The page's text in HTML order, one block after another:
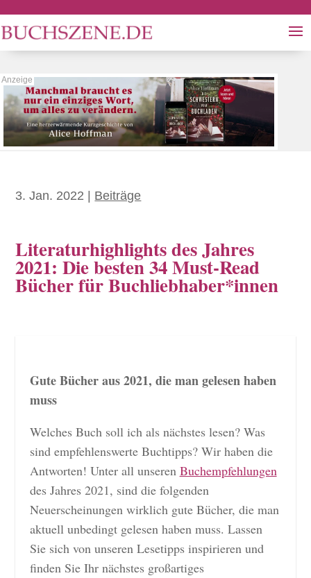
3. Jan. 2022 Beiträge
Literaturhighlights des Jahres
2021: Die besten 34 Must-Read
Bücher für Buchliebhaber*innen
Gute Bücher aus 2021, die man gelesen haben
muss
Welches Buch soll ich als nächstes lesen? Was
sind empfehlenswerte Buchtipps? Wir haben die
Antworten! Unter all unseren Buchempfehlungen
des Jahres 2021, sind die folgenden
Neuerscheinungen wirklich gute Bücher, die man
aktuell unbedingt gelesen haben muss. Lassen
Sie sich von unseren Lesetipps inspirieren und
finden Sie Ihr nächstes großartiges